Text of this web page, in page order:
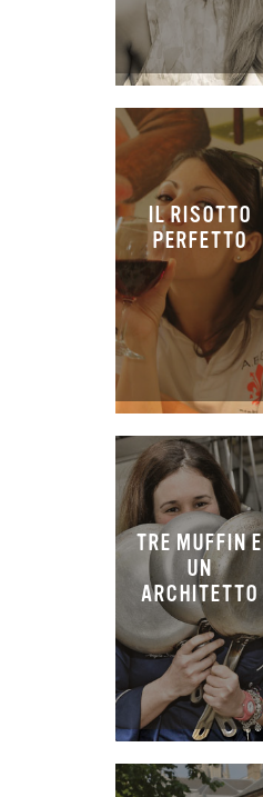
IL RISOTTO
PERFETTO
TRE MUFFIN E
UN
ARCHITETTO